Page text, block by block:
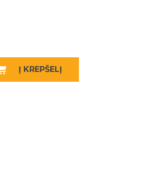
Į KREPŠELĮ